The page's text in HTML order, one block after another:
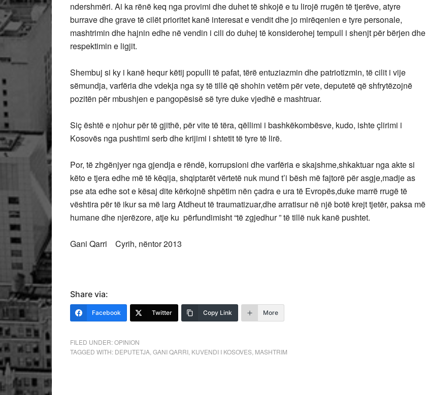
ndershmëri. Ai ka rënë keq nga provimi dhe duhet të shkojë e tu lirojë rrugën të tjerëve, atyre
burrave dhe grave të cilët prioritet kanë interesat e vendit dhe jo mirëqenien e tyre personale,
mashtrimin dhe hajnin edhe në vendin i cili do duhej të konsiderohej tempull i shenjt për bërjen dhe
respektimin e ligjit.
Shembuj si ky i kanë hequr këtij populli të pafat, tërë entuziazmin dhe patriotizmin, të cilit i vije
sëmundja, varfëria dhe vdekja nga sy të tillë që shohin vetëm për vete, deputetë që shfrytëzojnë
pozitën për mbushjen e pangopësisë së tyre duke vjedhë e mashtruar.
Siç është e njohur për të gjithë, për vite të tëra, qëllimi i bashkëkombësve, kudo, ishte çlirimi i
Kosovës nga pushtimi serb dhe krijimi i shtetit të tyre të lirë.
Por, të zhgënjyer nga gjendja e rëndë, korrupsioni dhe varfëria e skajshme,shkaktuar nga akte si
këto e tjera edhe më të këqija, shqiptarët vërtetë nuk mund t’i bësh më fajtorë për asgje,madje as
pse ata edhe sot e kësaj dite kërkojnë shpëtim nën çadra e ura të Evropës,duke marrë rrugë të
vështira për të ikur sa më larg Atdheut të traumatizuar,dhe arratisur në një botë krejt tjetër, paksa më
humane dhe njerëzore, atje ku përfundimisht “të zgjedhur ” të tillë nuk kanë pushtet.
Gani Qarri Cyrih, nëntor 2013
Share via:
Facebook Twitter Copy Link More
FILED UNDER:OPINION
TAGGED WITH: DEPUTETJA GANI QARRI KUVENDI I KOSOVES MASHTRIM